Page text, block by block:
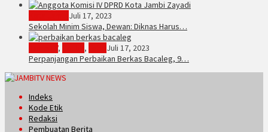
Juli 17, 2023
Sekolah Minim Siswa, Dewan: Diknas Harus…
, ,
Juli 17, 2023
Perpanjangan Perbaikan Berkas Bacaleg, 9…
Indeks
Kode Etik
Redaksi
Pembuatan Berita